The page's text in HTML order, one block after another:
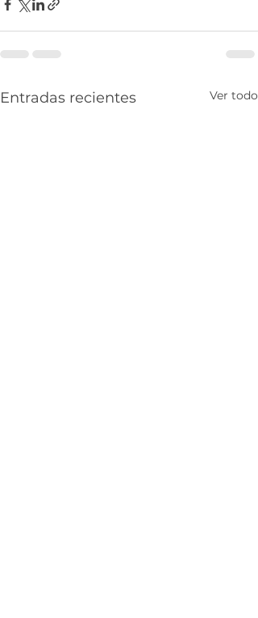
Entradas recientes Ver todo